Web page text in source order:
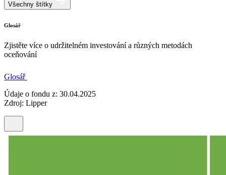
Všechny štítky
Glosář
Zjistěte více o udržitelném investování a různých metodách
oceňování
Glosář
Údaje o fondu z: 30.04.2025
Zdroj: Lipper